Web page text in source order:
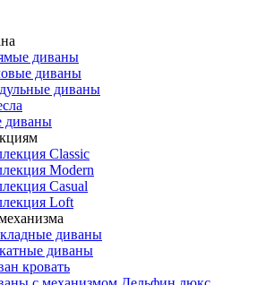
диваны
диваны
диваны
диваны
Classic
Modern
Casual
Loft
диваны
диваны
кровать